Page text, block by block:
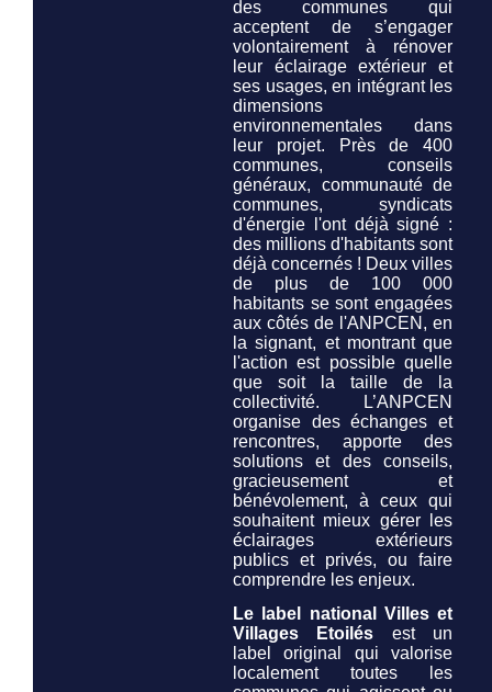
des communes qui
acceptent de s’engager
volontairement à rénover
leur éclairage extérieur et
ses usages, en intégrant les
dimensions
environnementales dans
leur projet. Près de 400
communes, conseils
généraux, communauté de
communes, syndicats
d'énergie l'ont déjà signé :
des millions d'habitants sont
déjà concernés ! Deux villes
de plus de 100 000
habitants se sont engagées
aux côtés de l'ANPCEN, en
la signant, et montrant que
l'action est possible quelle
que soit la taille de la
collectivité. L’ANPCEN
organise des échanges et
rencontres, apporte des
solutions et des conseils,
gracieusement et
bénévolement, à ceux qui
souhaitent mieux gérer les
éclairages extérieurs
publics et privés, ou faire
comprendre les enjeux.
Le label national Villes et
Villages Etoilés est un
label original qui valorise
localement toutes les